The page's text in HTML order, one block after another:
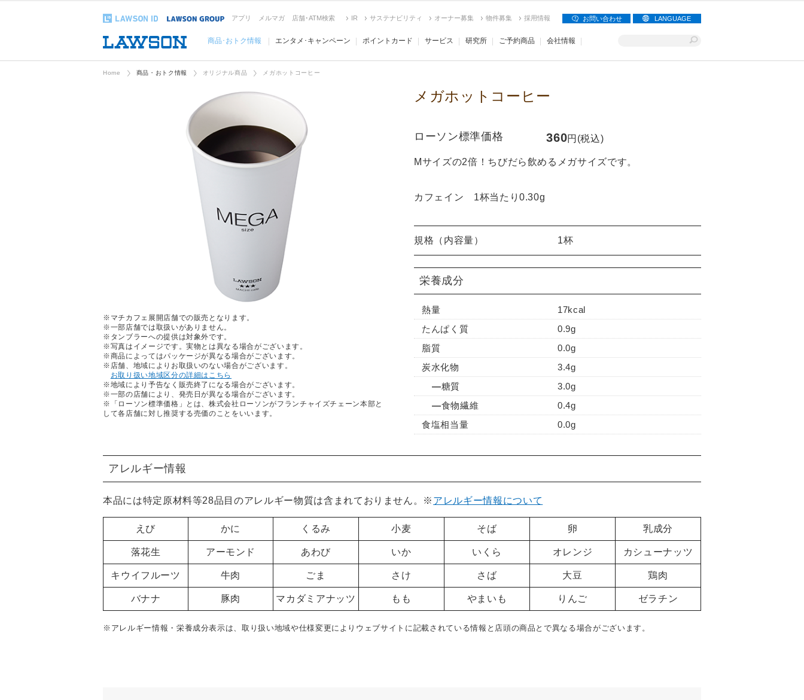
アプリ メルマガ 店舗･ATM検索 IR サステナビリティ オーナー募集 物件募集 採用情報 お問い合わせ LANGUAGE
商品･おトク情報 エンタメ･キャンペーン ポイントカード サービス 研究所 ご予約商品 会社情報
Home 商品・おトク情報 オリジナル商品 メガホットコーヒー
※マチカフェ展開店舗での販売となります。
※一部店舗では取扱いがありません。
※タンブラーへの提供は対象外です。
※写真はイメージです。実物とは異なる場合がございます。
※商品によってはパッケージが異なる場合がございます。
※店舗、地域によりお取扱いのない場合がございます。
お取り扱い地域区分の詳細はこちら
※地域により予告なく販売終了になる場合がございます。
※一部の店舗により、発売日が異なる場合がございます。
※「ローソン標準価格」とは、株式会社ローソンがフランチャイズチェーン本部と
して各店舗に対し推奨する売価のことをいいます。
メガホットコーヒー
ローソン標準価格 360円(税込)
Mサイズの2倍！ちびだら飲めるメガサイズです。
カフェイン 1杯当たり0.30g
規格（内容量） 1杯
栄養成分
熱量
17kcal
たんぱく質
0.9g
脂質
0.0g
炭水化物
3.4g
糖質
3.0g
食物繊維
0.4g
食塩相当量
0.0g
アレルギー情報
本品には特定原材料等28品目のアレルギー物質は含まれておりません。※ アレルギー情報について
えび かに くるみ 小麦 そば 卵 乳成分
落花生 アーモンド あわび いか いくら オレンジ カシューナッツ
キウイフルーツ 牛肉 ごま さけ さば 大豆 鶏肉
バナナ 豚肉 マカダミアナッツ もも やまいも りんご ゼラチン
※アレルギー情報・栄養成分表示は、取り扱い地域や仕様変更によりウェブサイトに記載されている情報と店頭の商品とで異なる場合がございます。